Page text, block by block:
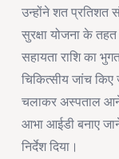
उन्होंने शत प्रतिशत
सुरक्षा योजना के
सहायता राशि का
चिकित्सीय जांच किए
चलाकर अस्पताल आने
आभा आईडी बनाए
निर्देश दिया।